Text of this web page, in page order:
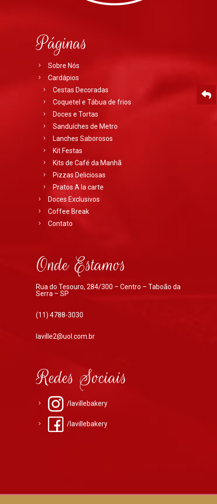
Páginas
Sobre Nós
Cardápios
Cestas Decoradas
Coquetel e Tábua de frios
Doces e Tortas
Sanduíches de Metro
Lanches Saborosos
Kit Festas
Kits de Café da Manhã
Pizzas Deliciosas
Pratos A la carte
Doces Exclusivos
Coffee Break
Contato
Onde Estamos
Rua do Tesouro, 284/300 – Centro – Taboão da
Serra – SP
(11) 4788-3030
laville2@uol.com.br
Redes Sociais
/lavillebakery
/lavillebakery